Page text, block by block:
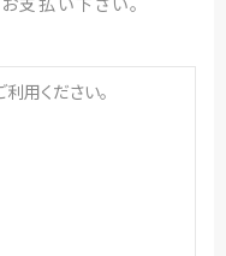
用ください。